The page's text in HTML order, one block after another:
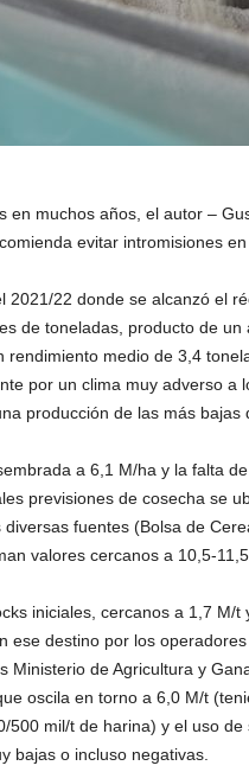
en muchos años, el autor –
evitar intromisiones en
2021/22 donde se alcanzó el
de toneladas, producto de
medio de 3,4
por un clima muy adverso a
producción de las más bajas
a 6,1 M/ha y la falta
previsiones de cosecha se
fuentes (Bolsa de
valores cercanos a 10,5-11,5
iniciales, cercanos a 1,7 M/t
ese destino por los
Ministerio de Agricultura y
oscila en torno a 6,0 M/t
mil/t de harina) y el uso de
bajas o incluso negativas.